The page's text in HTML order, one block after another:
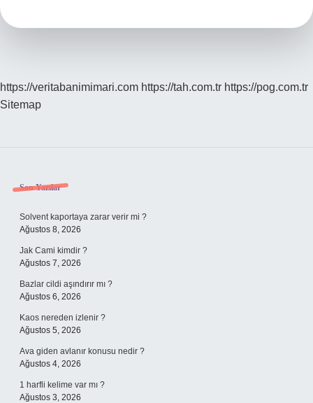
https://veritabanimimari.com https://tah.com.tr https://pog.com.tr
Sitemap
Sidebar
Son Yazılar
Solvent kaportaya zarar verir mi ?
Ağustos 8, 2026
Jak Cami kimdir ?
Ağustos 7, 2026
Bazlar cildi aşındırır mı ?
Ağustos 6, 2026
Kaos nereden izlenir ?
Ağustos 5, 2026
Ava giden avlanır konusu nedir ?
Ağustos 4, 2026
1 harfli kelime var mı ?
Ağustos 3, 2026